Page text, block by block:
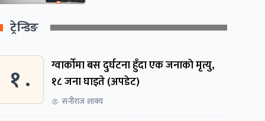
ट्रेन्डिङ
१ .
ग्वार्काेमा बस दुर्घटना हुँदा एक जनाकाे मृत्यु,
१८ जना घाइते (अपडेट)
सनीराज शाक्य